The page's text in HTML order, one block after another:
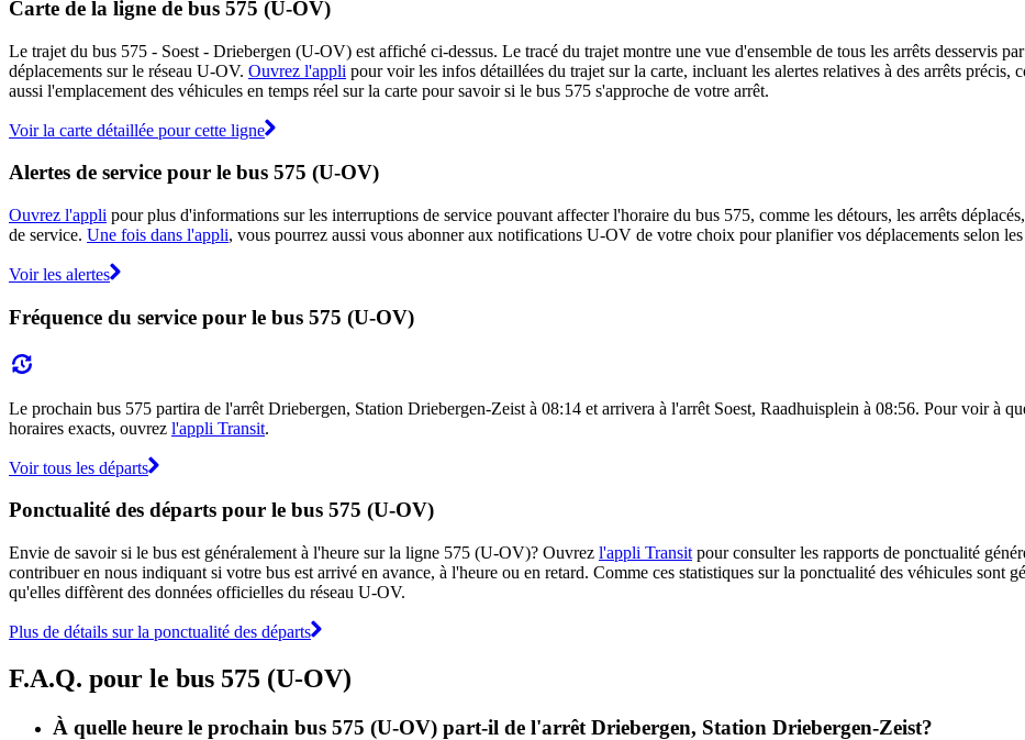
Carte de la ligne de bus 575 (U-OV)
Le trajet du bus 575 - Soest - Driebergen (U-OV) est affiché ci-dessus. Le tracé du trajet montre une vue d'ensemble de tous les arrêts desservis
déplacements sur le réseau U-OV. Ouvrez l'appli pour voir les infos détaillées du trajet sur la carte, incluant les alertes relatives à des arrêts précis,
aussi l'emplacement des véhicules en temps réel sur la carte pour savoir si le bus 575 s'approche de votre arrêt.
Voir la carte détaillée pour cette ligne
Alertes de service pour le bus 575 (U-OV)
Ouvrez l'appli pour plus d'informations sur les interruptions de service pouvant affecter l'horaire du bus 575, comme les détours, les arrêts
de service. Une fois dans l'appli, vous pourrez aussi vous abonner aux notifications U-OV de votre choix pour planifier vos déplacements selon
Voir les alertes
Fréquence du service pour le bus 575 (U-OV)
Le prochain bus 575 partira de l'arrêt Driebergen, Station Driebergen-Zeist à 08:14 et arrivera à l'arrêt Soest, Raadhuisplein à 08:56. Pour voir à
horaires exacts, ouvrez l'appli Transit.
Voir tous les départs
Ponctualité des départs pour le bus 575 (U-OV)
Envie de savoir si le bus est généralement à l'heure sur la ligne 575 (U-OV)? Ouvrez l'appli Transit pour consulter les rapports de ponctualité
contribuer en nous indiquant si votre bus est arrivé en avance, à l'heure ou en retard. Comme ces statistiques sur la ponctualité des véhicules sont
qu'elles diffèrent des données officielles du réseau U-OV.
Plus de détails sur la ponctualité des départs
F.A.Q. pour le bus 575 (U-OV)
À quelle heure le prochain bus 575 (U-OV) part-il de l'arrêt Driebergen, Station Driebergen-Zeist?